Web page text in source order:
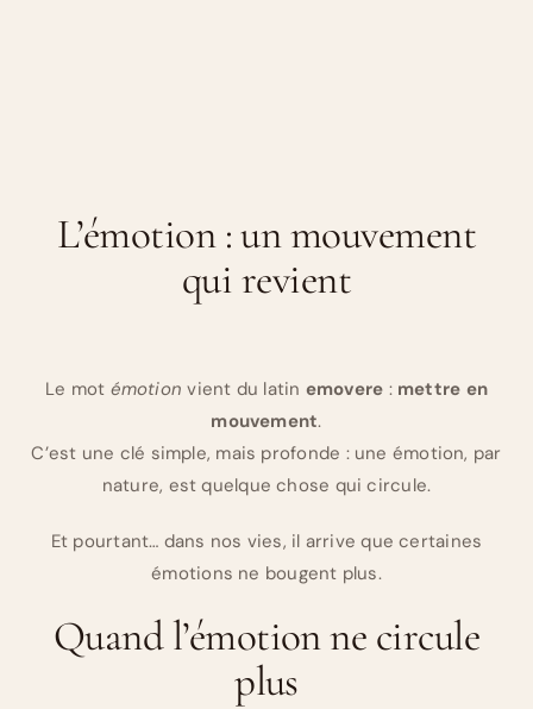
L’émotion : un mouvement
qui revient
Le mot émotion vient du latin emovere : mettre en
mouvement.
C’est une clé simple, mais profonde : une émotion, par
nature, est quelque chose qui circule.
Et pourtant… dans nos vies, il arrive que certaines
émotions ne bougent plus.
Quand l’émotion ne circule
plus